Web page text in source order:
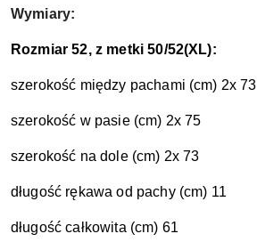
Wymiary:
Rozmiar 52, z metki 50/52(XL):
szerokość między pachami (cm) 2x 73
szerokość w pasie (cm) 2x 75
szerokość na dole (cm) 2x 73
długość rękawa od pachy (cm) 11
długość całkowita (cm) 61